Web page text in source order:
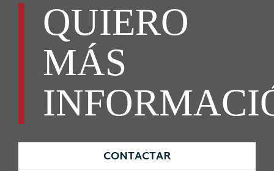
QUIERO
MÁS
CONTACTAR